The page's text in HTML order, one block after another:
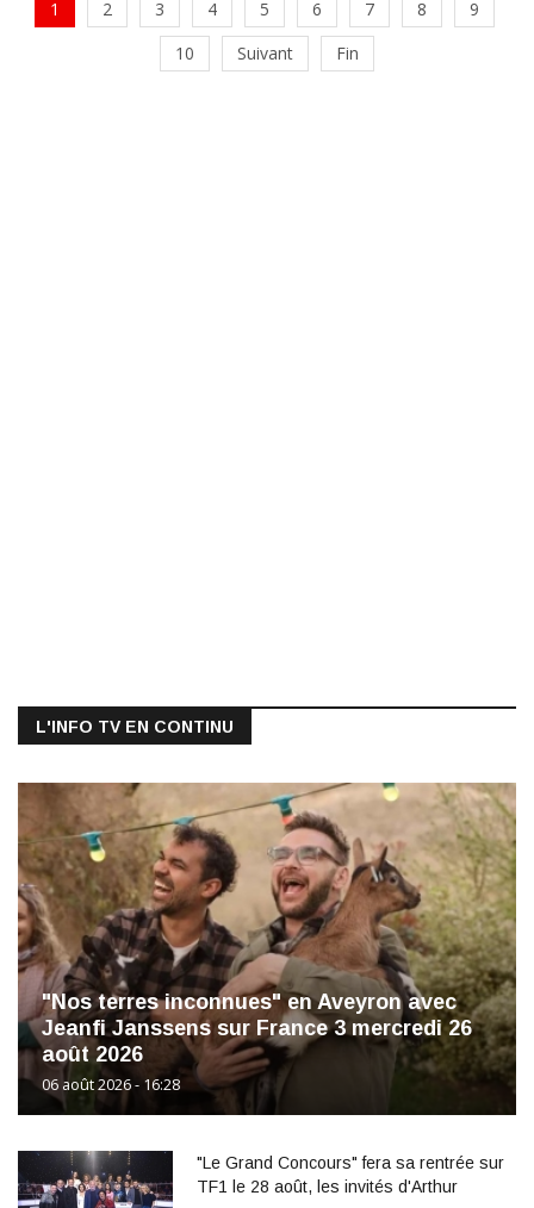
1 2 3 4 5 6 7 8
9
10
Suivant Fin
L'INFO TV EN CONTINU
"Nos terres inconnues" en Aveyron avec
Jeanfi Janssens sur France 3 mercredi 26
août 2026
06 août 2026 - 16:28
"Le Grand Concours" fera sa rentrée sur
TF1 le 28 août, les invités d'Arthur